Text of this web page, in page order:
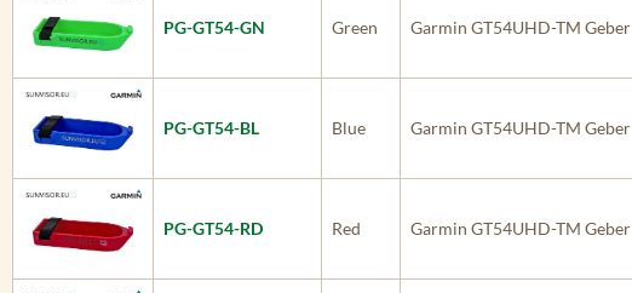
PG-GT54-GN Green Garmin GT54UHD-TM Geber
PG-GT54-BL Blue Garmin GT54UHD-TM Geber
PG-GT54-RD Red Garmin GT54UHD-TM Geber